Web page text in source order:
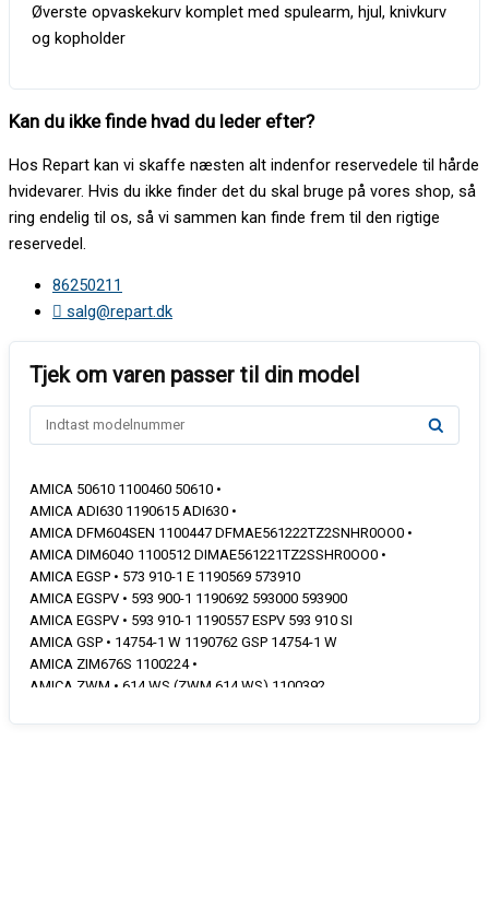
Øverste opvaskekurv komplet med spulearm, hjul, knivkurv
og kopholder
Kan du ikke finde hvad du leder efter?
Hos Repart kan vi skaffe næsten alt indenfor reservedele til hårde
hvidevarer. Hvis du ikke finder det du skal bruge på vores shop, så
ring endelig til os, så vi sammen kan finde frem til den rigtige
reservedel.
86250211
salg@repart.dk
AMICA 50610 1100460 50610 •
AMICA ADI630 1190615 ADI630 •
AMICA DFM604SEN 1100447 DFMAE561222TZ2SNHR0OO0 •
AMICA DIM604O 1100512 DIMAE561221TZ2SSHR0OO0 •
AMICA EGSP • 573 910-1 E 1190569 573910
AMICA EGSPV • 593 900-1 1190692 593000 593900
AMICA EGSPV • 593 910-1 1190557 ESPV 593 910 SI
AMICA GSP • 14754-1 W 1190762 GSP 14754-1 W
AMICA ZIM676S 1100224 •
AMICA ZWM • 614 WS (ZWM 614 WS) 1100392
AMICA ZWM616WH 1100483 ZWM • 616 WH